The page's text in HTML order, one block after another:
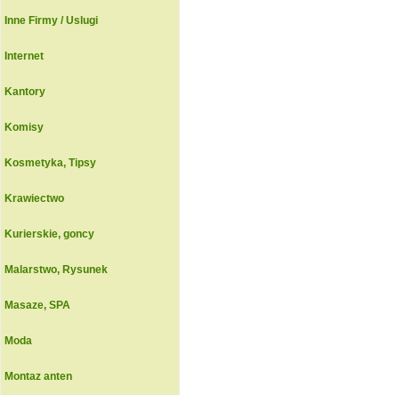
Inne Firmy / Uslugi
Internet
Kantory
Komisy
Kosmetyka, Tipsy
Krawiectwo
Kurierskie, goncy
Malarstwo, Rysunek
Masaze, SPA
Moda
Montaz anten